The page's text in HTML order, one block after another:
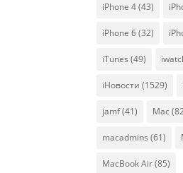
iPhone 4(43)
iPhone 6(32)
iTunes (49)
iНовости (1529)
jamf(41) Mac
macadmins (61)
MacBook Air(85)